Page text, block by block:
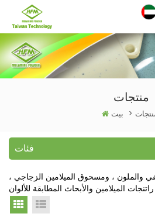
منتجات
بيت >
فئات
والملون ، ومسحوق الميلامين الزجاجي ،
Grid View